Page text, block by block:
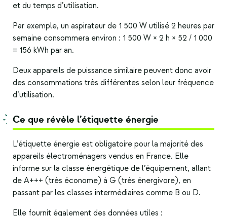
et du temps d’utilisation.
Par exemple, un aspirateur de 1 500 W utilisé 2 heures par
semaine consommera environ : 1 500 W × 2 h × 52 / 1 000
= 156 kWh par an.
Deux appareils de puissance similaire peuvent donc avoir
des consommations très différentes selon leur fréquence
d’utilisation.
Ce que révèle l’étiquette énergie
L’étiquette énergie est obligatoire pour la majorité des
appareils électroménagers vendus en France. Elle
informe sur la classe énergétique de l’équipement, allant
de A+++ (très économe) à G (très énergivore), en
passant par les classes intermédiaires comme B ou D.
Elle fournit également des données utiles :